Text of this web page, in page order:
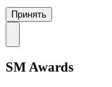
Принять
SM Awards